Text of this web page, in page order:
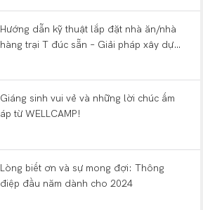
Hướng dẫn kỹ thuật lắp đặt nhà ăn/nhà
hàng trại T đúc sẵn – Giải pháp xây dựng
Giáng sinh vui vẻ và những lời chúc ấm
áp từ WELLCAMP!
Lòng biết ơn và sự mong đợi: Thông
điệp đầu năm dành cho 2024